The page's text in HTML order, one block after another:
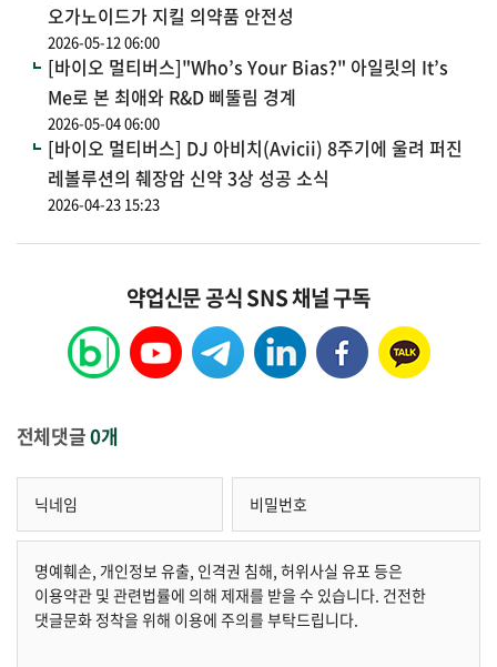
오가노이드가 지킬 의약품 안전성
2026-05-12 06:00
[바이오 멀티버스]"Who’s Your Bias?" 아일릿의 It’s
Me로 본 최애와 R&D 삐뚤림 경계
2026-05-04 06:00
[바이오 멀티버스] DJ 아비치(Avicii) 8주기에 울려 퍼진
레볼루션의 췌장암 신약 3상 성공 소식
2026-04-23 15:23
약업신문 공식 SNS 채널 구독
전체댓글0개